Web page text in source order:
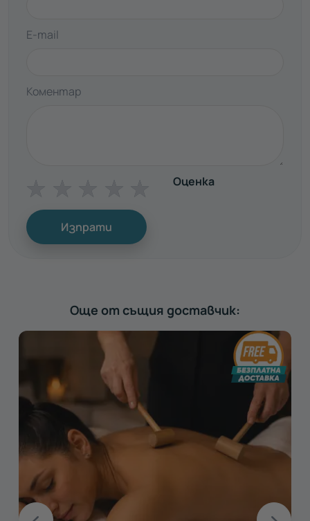
E-mail
Коментар
Оценка
Изпрати
Още от същия доставчик: